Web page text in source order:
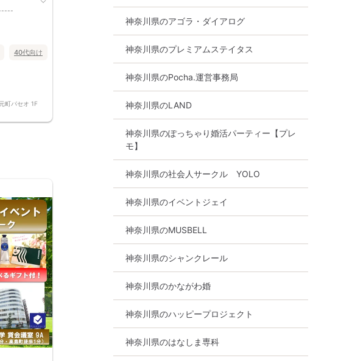
40代向け 神奈川県 横浜駅周辺
町パセオ 1F
神奈川県のアゴラ・ダイアログ
神奈川県のプレミアムステイタス
神奈川県のPocha.運営事務局
神奈川県のLAND
神奈川県のぽっちゃり婚活パーティー【プレ
モ】
神奈川県の社会人サークル YOLO
神奈川県のイベントジェイ
神奈川県のMUSBELL
神奈川県のシャンクレール
神奈川県のかながわ婚
神奈川県のハッピープロジェクト
神奈川県のはなしま専科